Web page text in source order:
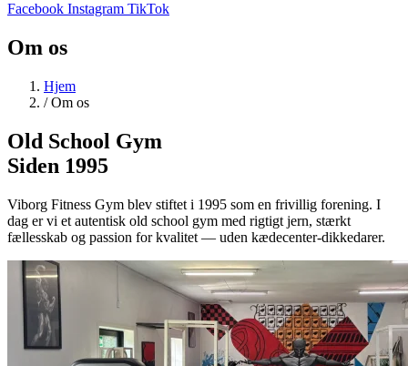
Facebook Instagram TikTok
Om os
Hjem
/Om os
Old School Gym
Siden 1995
Viborg Fitness Gym blev stiftet i 1995 som en frivillig forening. I
dag er vi et autentisk old school gym med rigtigt jern, stærkt
fællesskab og passion for kvalitet — uden kædecenter-dikkedarer.